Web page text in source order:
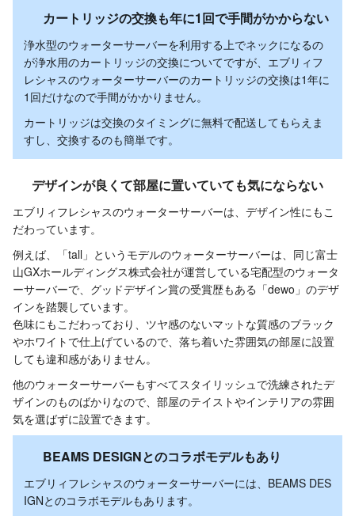
カートリッジの交換も年に1回で手間がかからない
浄水型のウォーターサーバーを利用する上でネックになるの
が浄水用のカートリッジの交換についてですが、エブリィフ
レシャスのウォーターサーバーのカートリッジの交換は1年に
1回だけなので手間がかかりません。
カートリッジは交換のタイミングに無料で配送してもらえま
すし、交換するのも簡単です。
デザインが良くて部屋に置いていても気にならない
エブリィフレシャスのウォーターサーバーは、デザイン性にもこ
だわっています。
例えば、「tall」というモデルのウォーターサーバーは、同じ富士
山GXホールディングス株式会社が運営している宅配型のウォータ
ーサーバーで、グッドデザイン賞の受賞歴もある「dewo」のデザ
インを踏襲しています。
色味にもこだわっており、ツヤ感のないマットな質感のブラック
やホワイトで仕上げているので、落ち着いた雰囲気の部屋に設置
しても違和感がありません。
他のウォーターサーバーもすべてスタイリッシュで洗練されたデ
ザインのものばかりなので、部屋のテイストやインテリアの雰囲
気を選ばずに設置できます。
BEAMS DESIGNとのコラボモデルもあり
エブリィフレシャスのウォーターサーバーには、BEAMS DES
IGNとのコラボモデルもあります。